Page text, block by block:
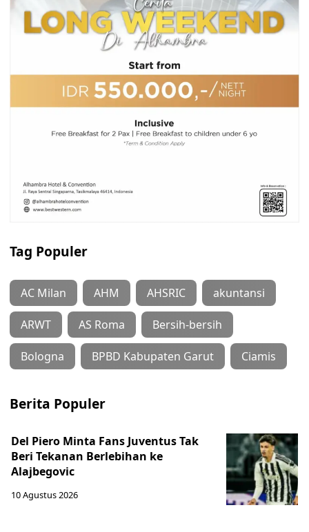
Tag Populer
AC Milan AHM AHSRIC akuntansi
ARWT AS Roma Bersih-bersih
Bologna BPBD Kabupaten Garut Ciamis
Berita Populer
Del Piero Minta Fans Juventus Tak
Beri Tekanan Berlebihan ke
Alajbegovic
10 Agustus 2026